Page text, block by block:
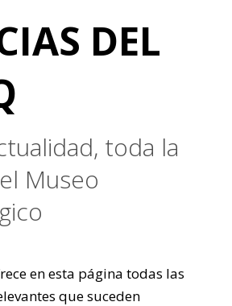
DEL
toda la
Museo
en esta página todas las
que suceden